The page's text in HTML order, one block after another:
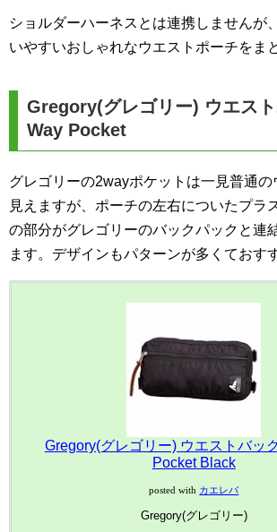
ショルダーハーネスとは連携しませんが
いやすいおしゃれなウエストポーチをま
Gregory(グレゴリー) ウエス
Way Pocket
グレゴリーの2wayポケットは一見普通の
見えますが、ポーチの左右についたプラ
の部分がグレゴリーのバックパックと連
ます。デザインもパターンが多くておす
Gregory(グレゴリー) ウエストバッ
Pocket Black
posted with カエレバ
Gregory(グレゴリー)